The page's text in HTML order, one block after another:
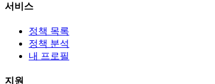
서비스
정책 목록
정책 분석
내 프로필
지원